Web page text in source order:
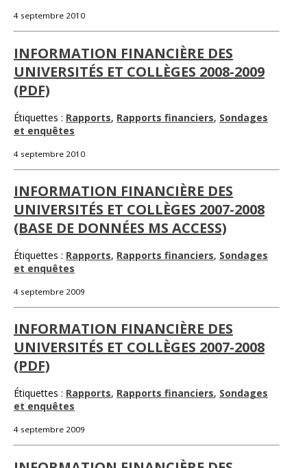
4 septembre 2010
INFORMATION FINANCIÈRE DES
UNIVERSITÉS ET COLLÈGES 2008-2009
(PDF)
Étiquettes : Rapports, Rapports financiers, Sondages
et enquêtes
4 septembre 2010
INFORMATION FINANCIÈRE DES
UNIVERSITÉS ET COLLÈGES 2007-2008
(BASE DE DONNÉES MS ACCESS)
Étiquettes : Rapports, Rapports financiers, Sondages
et enquêtes
4 septembre 2009
INFORMATION FINANCIÈRE DES
UNIVERSITÉS ET COLLÈGES 2007-2008
(PDF)
Étiquettes : Rapports, Rapports financiers, Sondages
et enquêtes
4 septembre 2009